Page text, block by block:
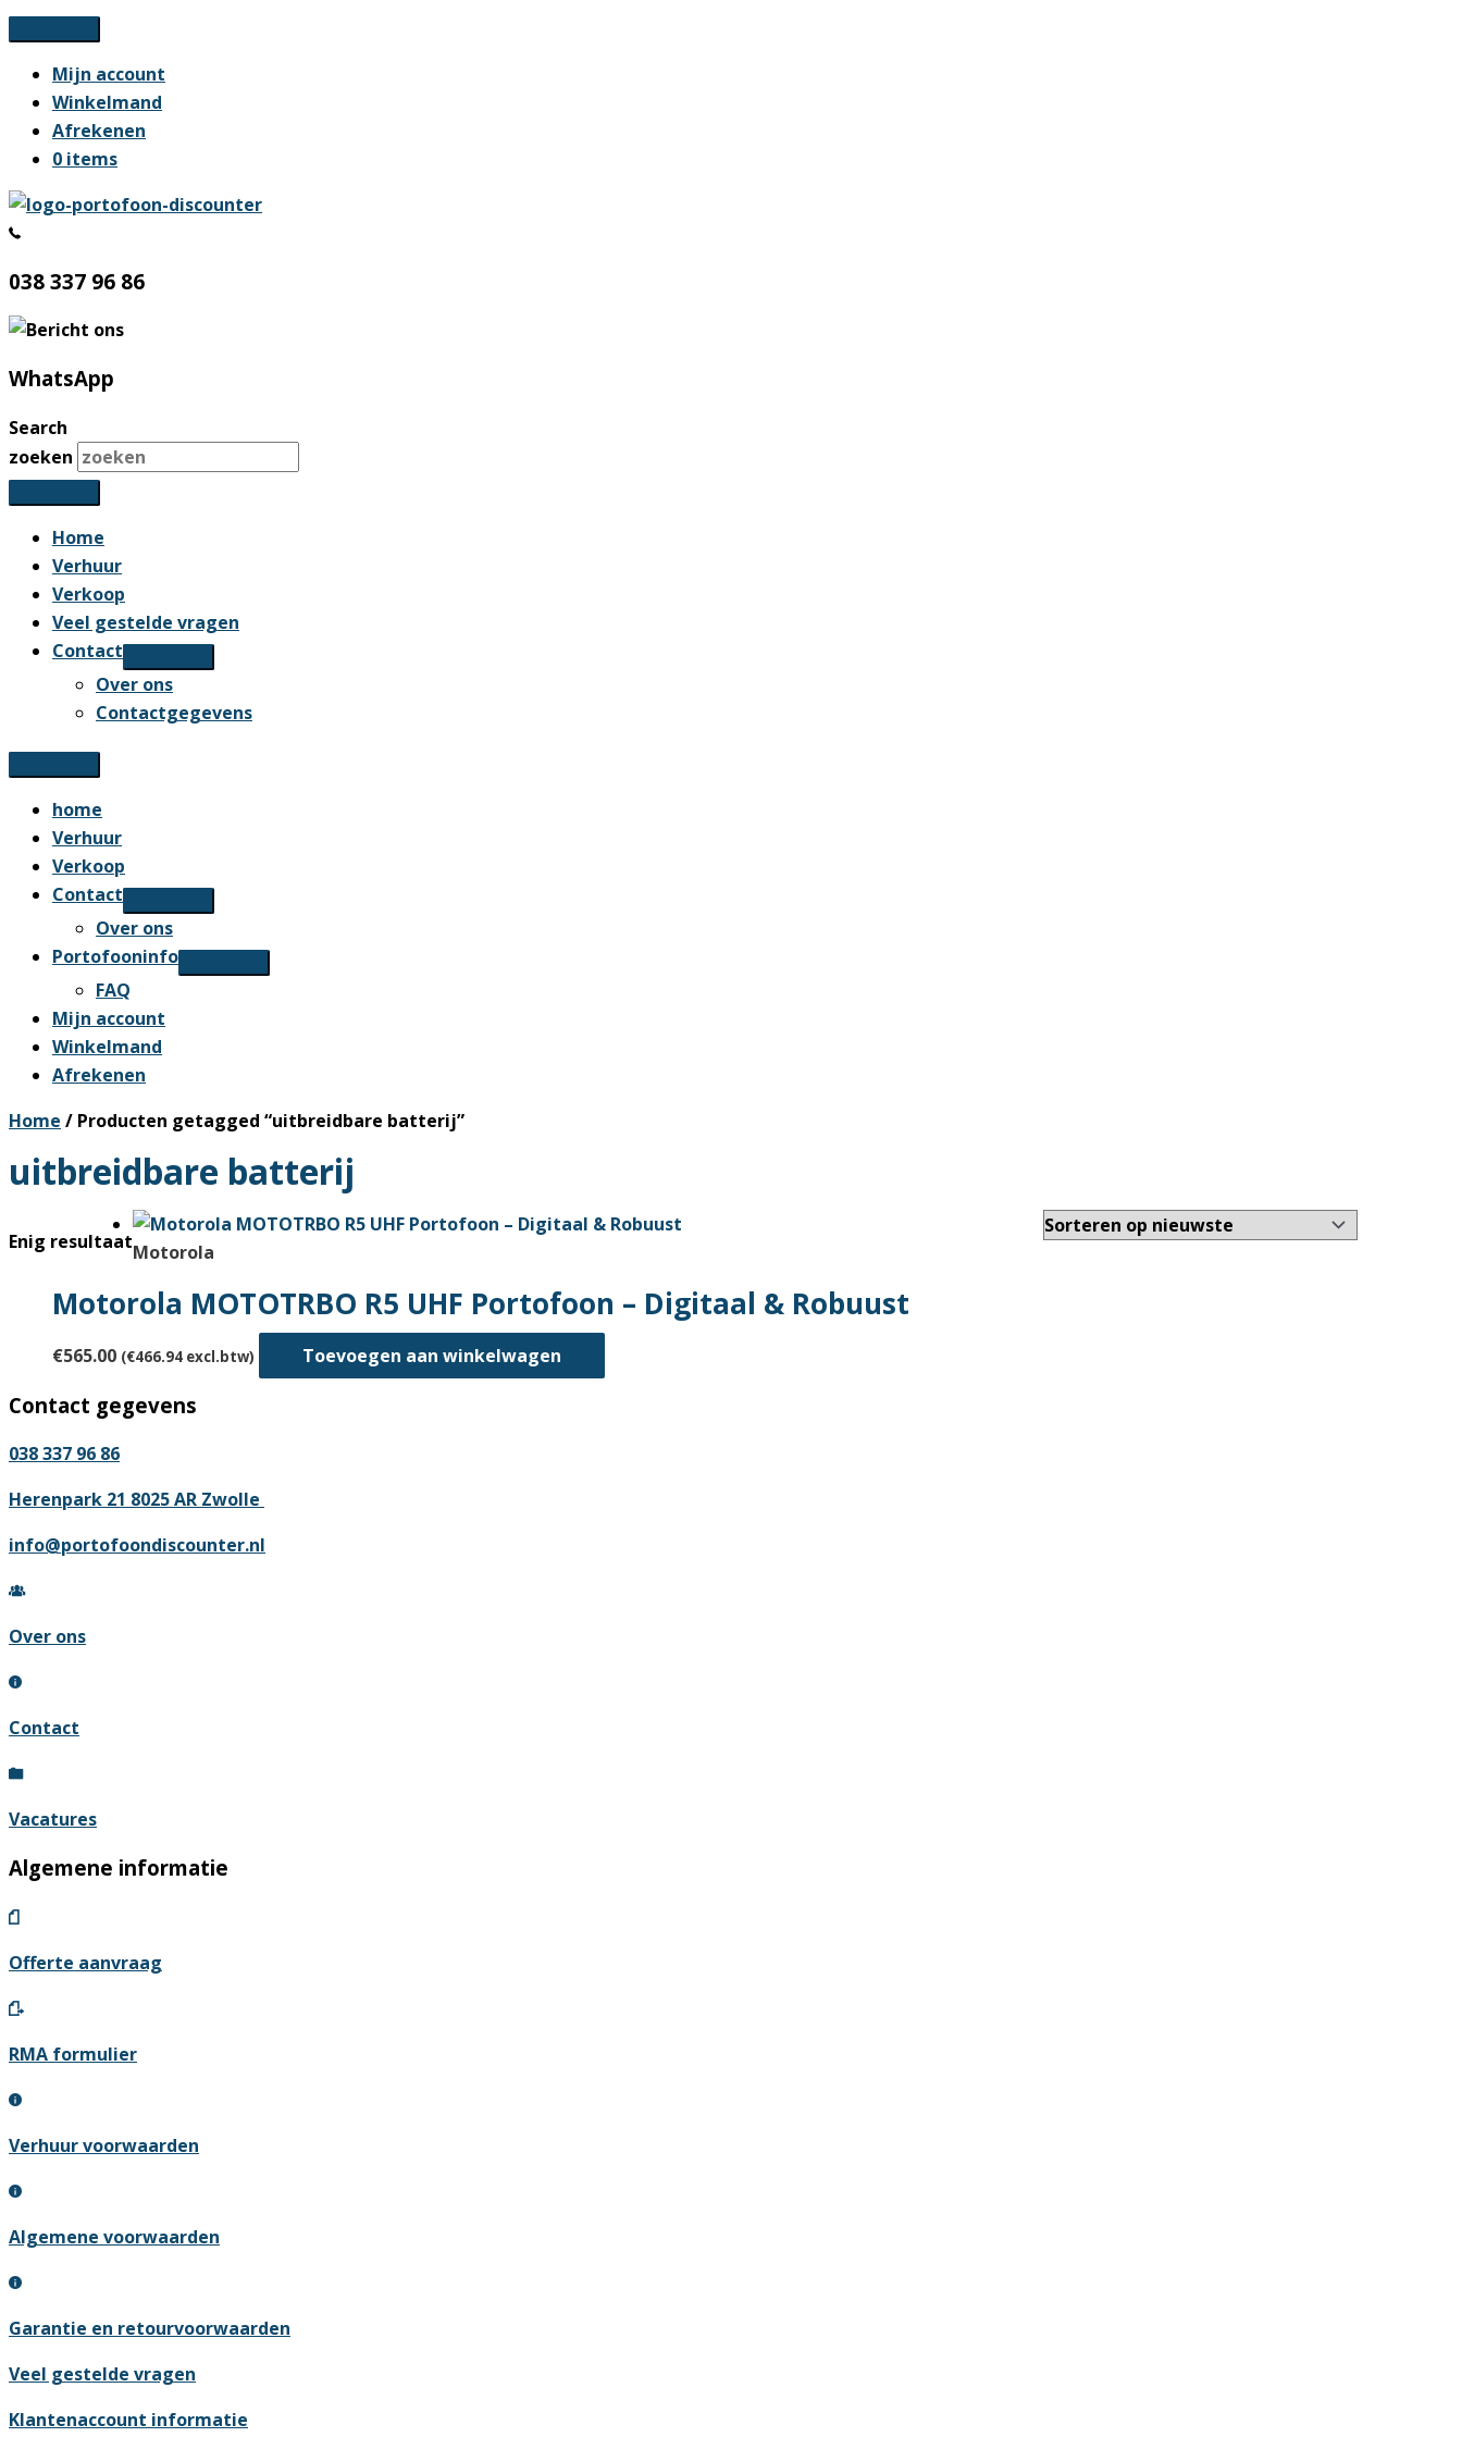
Ga
naar
inhoud
Mijn account
Winkelmand
Afrekenen
0 items
038 337 96 86
WhatsApp
Search
zoeken
Home
Verhuur
Verkoop
Veel gestelde vragen
Contact
Over ons
Contactgegevens
home
Verhuur
Verkoop
Contact
Over ons
Portofooninfo
FAQ
Mijn account
Winkelmand
Afrekenen
Home / Producten getagged “uitbreidbare batterij”
uitbreidbare batterij
Enig resultaatMotorola
Motorola MOTOTRBO R5 UHF Portofoon – Digitaal & Robuust
€565.00 (€466.94 excl.btw) Toevoegen aan winkelwagen
Contact gegevens
038 337 96 86
Herenpark 21 8025 AR Zwolle
info@portofoondiscounter.nl
Over ons
Contact
Vacatures
Algemene informatie
Offerte aanvraag
RMA formulier
Verhuur voorwaarden
Algemene voorwaarden
Garantie en retourvoorwaarden
Veel gestelde vragen
Klantenaccount informatie